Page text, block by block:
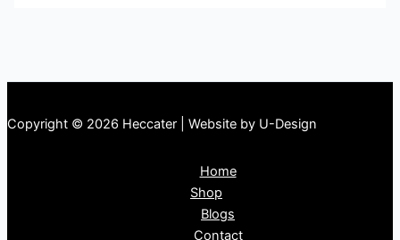
Copyright © 2026 Heccater | Website by U-Design
Home
Shop
Blogs
Contact